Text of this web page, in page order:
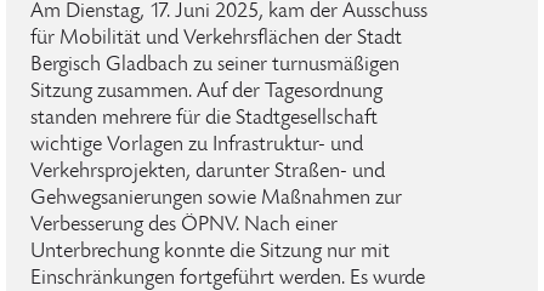
Am Dienstag, 17. Juni 2025, kam der Ausschuss
für Mobilität und Verkehrsflächen der Stadt
Bergisch Gladbach zu seiner turnusmäßigen
Sitzung zusammen. Auf der Tagesordnung
standen mehrere für die Stadtgesellschaft
wichtige Vorlagen zu Infrastruktur- und
Verkehrsprojekten, darunter Straßen- und
Gehwegsanierungen sowie Maßnahmen zur
Verbesserung des ÖPNV. Nach einer
Unterbrechung konnte die Sitzung nur mit
Einschränkungen fortgeführt werden. Es wurde